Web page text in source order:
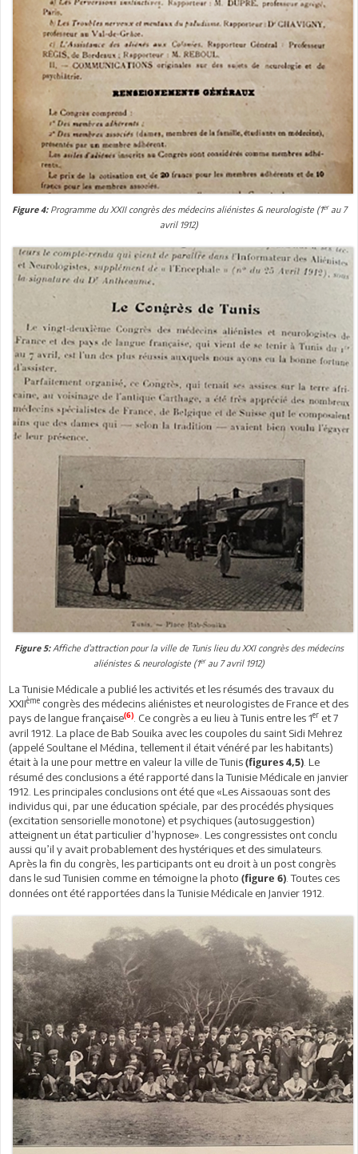
Figure 4:Programme du XXII congrès des médecins aliénistes & neurologiste (1erau 7
avril 1912)
Figure 5: Affiche d’attraction pour la ville de Tunis lieu du XXI congrès des médecins
aliénistes & neurologiste (1erau 7 avril 1912)
La Tunisie Médicale a publié les activités et les résumés des travaux du
XXIIème congrès des médecins aliénistes et neurologistes de France et des
pays de langue française(6) . Ce congrès a eu lieu à Tunis entre les 1er et 7
avril 1912. La place de Bab Souika avec les coupoles du saint Sidi Mehrez
(appelé Soultane el Médina, tellement il était vénéré par les habitants)
était à la une pour mettre en valeur la ville de Tunis (figures 4,5) . Le
résumé des conclusions a été rapporté dans la Tunisie Médicale en janvier
1912. Les principales conclusions ont été que «Les Aissaouas sont des
individus qui, par une éducation spéciale, par des procédés physiques
(excitation sensorielle monotone) et psychiques (autosuggestion)
atteignent un état particulier d’hypnose». Les congressistes ont conclu
aussi qu’il y avait probablement des hystériques et des simulateurs.
Après la fin du congrès, les participants ont eu droit à un post congrès
dans le sud Tunisien comme en témoigne la photo (figure 6) . Toutes ces
données ont été rapportées dans la Tunisie Médicale en Janvier 1912.